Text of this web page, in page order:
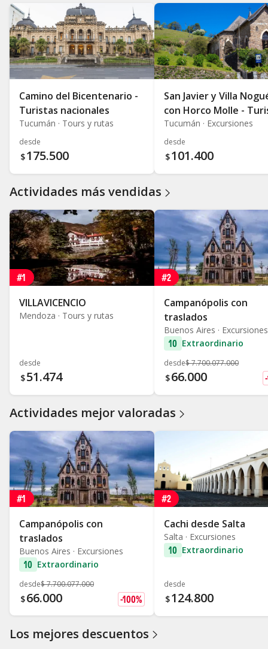
Camino del Bicentenario -
Turistas nacionales
Tucumán · Tours y rutas
desde
$175.500
San Javier y Villa
con Horco Molle -
nacionales
Tucumán · Excursiones
desde
$101.400
Actividades más vendidas
#1
VILLAVICENCIO
Mendoza · Tours y rutas
desde
$51.474
#2
Campanópolis con
traslados
Buenos Aires · Excursiones
10 Extraordinario
desde$7.700.077.000
$66.000
Actividades mejor valoradas
#1
Campanópolis con
traslados
Buenos Aires · Excursiones
10 Extraordinario
desde$7.700.077.000
$66.000 Descuento
-100%
#2
Cachi desde Salta
Salta · Excursiones
10 Extraordinario
desde
$124.800
Los mejores descuentos